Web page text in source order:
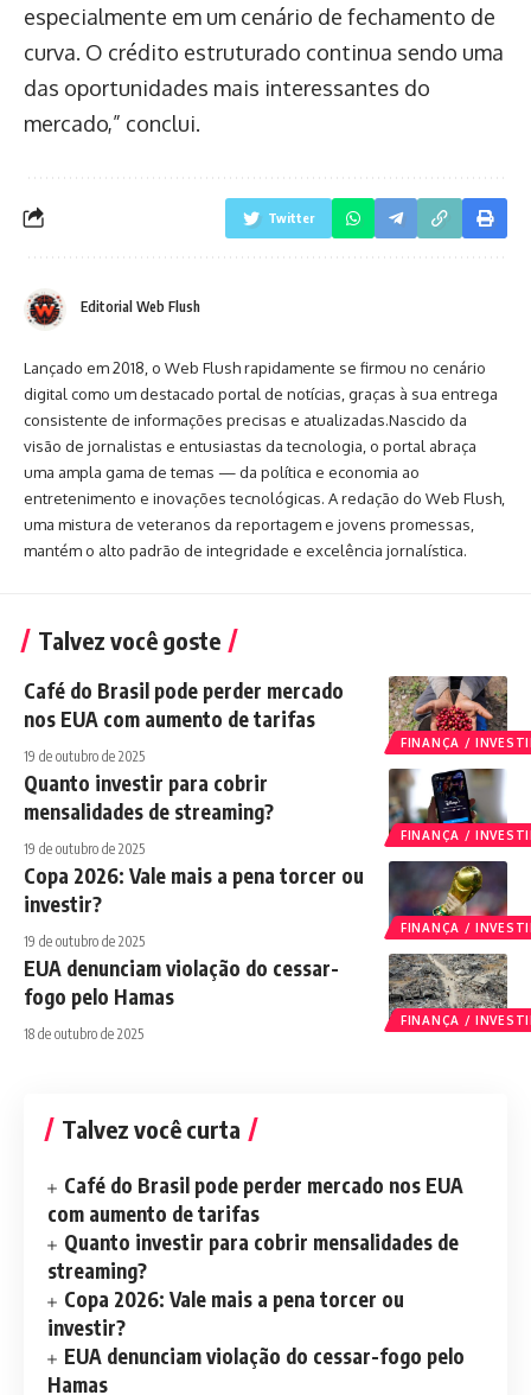
especialmente em um cenário de fechamento de
curva. O crédito estruturado continua sendo uma
das oportunidades mais interessantes do
mercado,” conclui.
Twitter
Editorial Web Flush
Lançado em 2018, o Web Flush rapidamente se firmou no cenário
digital como um destacado portal de notícias, graças à sua entrega
consistente de informações precisas e atualizadas.Nascido da
visão de jornalistas e entusiastas da tecnologia, o portal abraça
uma ampla gama de temas — da política e economia ao
entretenimento e inovações tecnológicas. A redação do Web Flush,
uma mistura de veteranos da reportagem e jovens promessas,
mantém o alto padrão de integridade e excelência jornalística.
Talvez você goste
FINANÇA /
Café do Brasil pode perder mercado
nos EUA com aumento de tarifas
19 de outubro de 2025
FINANÇA /
Quanto investir para cobrir
mensalidades de streaming?
19 de outubro de 2025
FINANÇA /
Copa 2026: Vale mais a pena torcer ou
investir?
19 de outubro de 2025
FINANÇA /
EUA denunciam violação do cessar-
fogo pelo Hamas
18 de outubro de 2025
Talvez você curta
Café do Brasil pode perder mercado nos EUA
com aumento de tarifas
Quanto investir para cobrir mensalidades de
streaming?
Copa 2026: Vale mais a pena torcer ou
investir?
EUA denunciam violação do cessar-fogo pelo
Hamas